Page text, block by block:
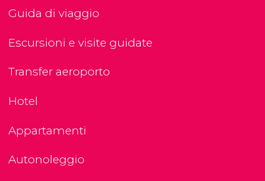
Guida di viaggio
Escursioni e visite guidate
Transfer aeroporto
Hotel
Appartamenti
Autonoleggio